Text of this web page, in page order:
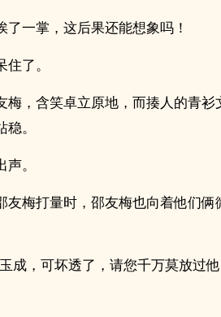
一掌，这后果还能想象吗！
了。
梅，含笑卓立原地，而揍人的青衫
。
。
友梅打量时，邵友梅也向着他们俩
成，可坏透了，请您千万莫放过